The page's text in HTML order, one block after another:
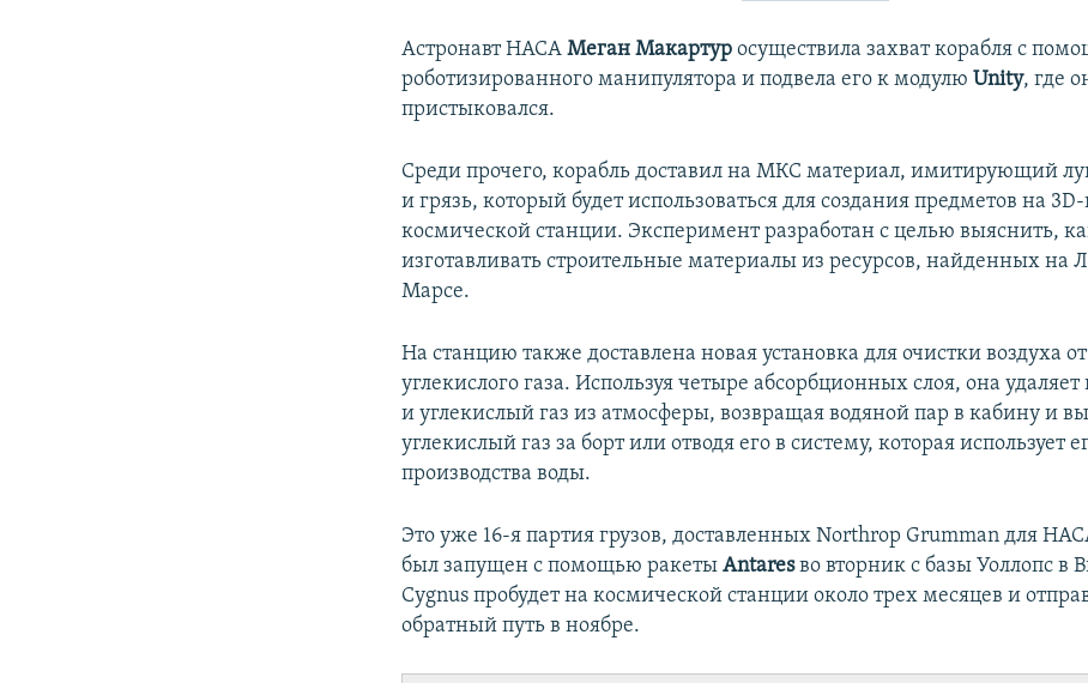
Астронавт НАСАМеган Макартур осуществила захват корабля с
роботизированного манипулятора и подвела его к модулюUnity, где
пристыковался.
Среди прочего, корабль доставил на МКС материал, имитирующий
и грязь, который будет использоваться для создания предметов на
космической станции. Эксперимент разработан с целью выяснить,
изготавливать строительные материалы из ресурсов, найденных на
Марсе.
На станцию также доставлена новая установка для очистки воздуха от
углекислого газа. Используя четыре абсорбционных слоя, она удаляет
и углекислый газ из атмосферы, возвращая водяной пар в кабину и
углекислый газ за борт или отводя его в систему, которая использует
производства воды.
Это уже 16-я партия грузов, доставленных Northrop Grumman для
был запущен с помощью ракетыAntaresво вторник с базы Уоллопс в
Cygnus пробудет на космической станции около трех месяцев и
обратный путь в ноябре.